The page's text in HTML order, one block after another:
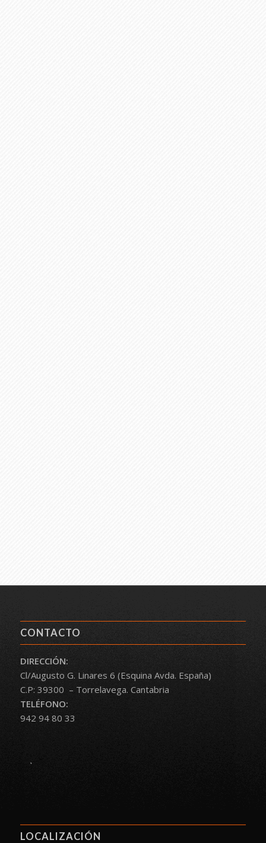
CONTACTO
DIRECCIÓN:
Cl/Augusto G. Linares 6 (Esquina Avda. España)
C.P: 39300 – Torrelavega. Cantabria
TELÉFONO:
942 94 80 33
.
LOCALIZACIÓN